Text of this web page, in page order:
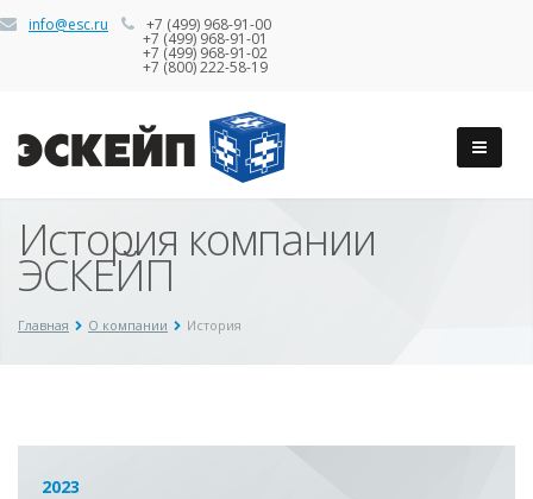
info@esc.ru +7 (499) 968-91-00
+7 (499) 968-91-01
+7 (499) 968-91-02
+7 (800) 222-58-19
История компании
ЭСКЕЙП
Главная О компании История
2023